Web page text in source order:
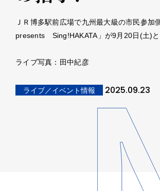
ＪＲ博多駅前広場で九州最大級の市民参
presents Sing!HAKATA」が9月20日(土)と
ライブ写真：田中紀彦
ライブ／イベント情報 2025.09.23